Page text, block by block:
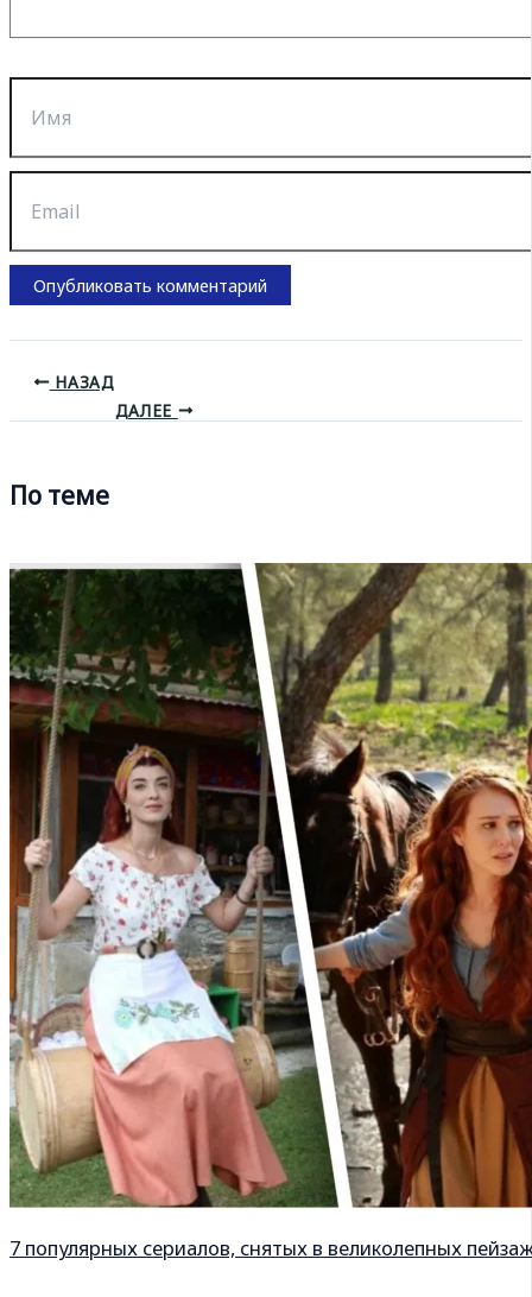
Имя
Email
НАЗАД
ДАЛЕЕ
По теме
7 популярных сериалов, снятых в великолепных